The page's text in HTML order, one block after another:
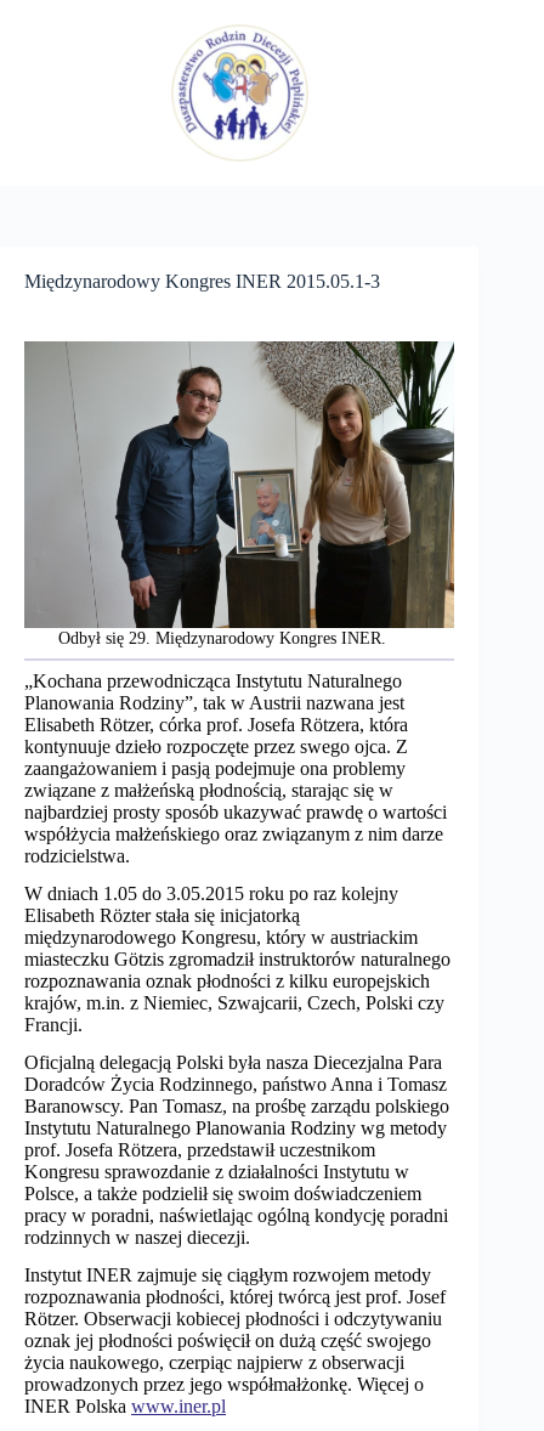
Międzynarodowy Kongres INER 2015.05.1-3
Odbył się 29. Międzynarodowy Kongres INER.
„Kochana przewodnicząca Instytutu Naturalnego
Planowania Rodziny”, tak w Austrii nazwana jest
Elisabeth Rötzer, córka prof. Josefa Rötzera, która
kontynuuje dzieło rozpoczęte przez swego ojca. Z
zaangażowaniem i pasją podejmuje ona problemy
związane z małżeńską płodnością, starając się w
najbardziej prosty sposób ukazywać prawdę o wartości
współżycia małżeńskiego oraz związanym z nim darze
rodzicielstwa.
W dniach 1.05 do 3.05.2015 roku po raz kolejny
Elisabeth Rözter stała się inicjatorką
międzynarodowego Kongresu, który w austriackim
miasteczku Götzis zgromadził instruktorów naturalnego
rozpoznawania oznak płodności z kilku europejskich
krajów, m.in. z Niemiec, Szwajcarii, Czech, Polski czy
Francji.
Oficjalną delegacją Polski była nasza Diecezjalna Para
Doradców Życia Rodzinnego, państwo Anna i Tomasz
Baranowscy. Pan Tomasz, na prośbę zarządu polskiego
Instytutu Naturalnego Planowania Rodziny wg metody
prof. Josefa Rötzera, przedstawił uczestnikom
Kongresu sprawozdanie z działalności Instytutu w
Polsce, a także podzielił się swoim doświadczeniem
pracy w poradni, naświetlając ogólną kondycję poradni
rodzinnych w naszej diecezji.
Instytut INER zajmuje się ciągłym rozwojem metody
rozpoznawania płodności, której twórcą jest prof. Josef
Rötzer. Obserwacji kobiecej płodności i odczytywaniu
oznak jej płodności poświęcił on dużą część swojego
życia naukowego, czerpiąc najpierw z obserwacji
prowadzonych przez jego współmałżonkę. Więcej o
INER Polska www.iner.pl